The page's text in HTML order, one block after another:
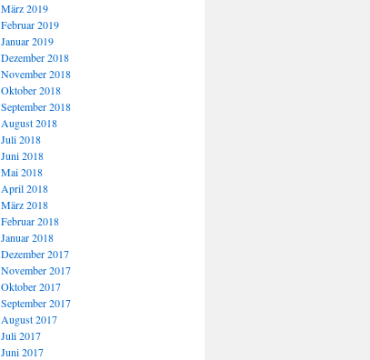
März 2019
Februar 2019
Januar 2019
Dezember 2018
November 2018
Oktober 2018
September 2018
August 2018
Juli 2018
Juni 2018
Mai 2018
April 2018
März 2018
Februar 2018
Januar 2018
Dezember 2017
November 2017
Oktober 2017
September 2017
August 2017
Juli 2017
Juni 2017